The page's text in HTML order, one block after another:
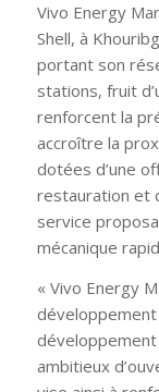
Vivo Energy
Shell, à
portant son
stations, fruit
renforcent la
accroître la
dotées d’une
restauration et
service
mécanique
« Vivo Energy
développement
ambitieux